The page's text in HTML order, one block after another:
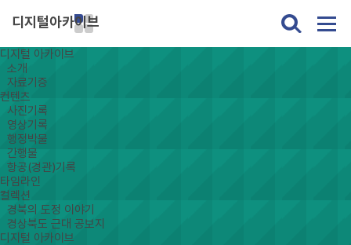
디지털아카이브
디지털 아카이브
소개
자료기증
컨텐츠
사진기록
영상기록
행정박물
간행물
항공(경관)기록
타임라인
컬렉션
경북의 도정 이야기
경상북도 근대 공보지
디지털 아카이브